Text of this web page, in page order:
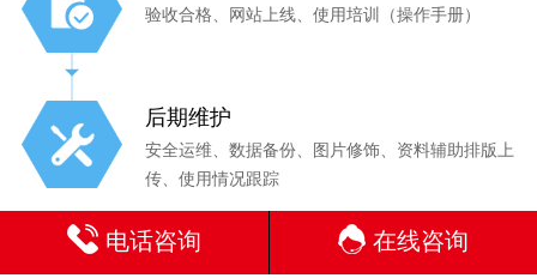
验收合格、网站上线、使用培训（操作手册）
后期维护
安全运维、数据备份、图片修饰、资料辅助排版上
传、使用情况跟踪
电话咨询 在线咨询